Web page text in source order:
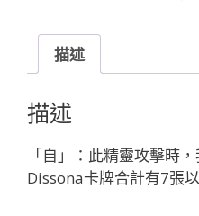
タ
ィ
ル//
デ
ィ
ナ
描述
描述
「自」：此精靈攻擊時
Dissona卡牌合計有7張